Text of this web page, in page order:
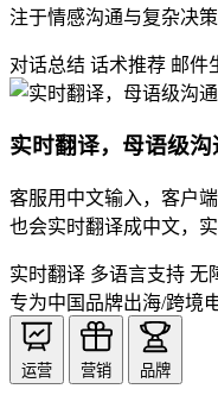
注于情感沟通与复杂决策
对话总结 话术推荐 邮件
实时翻译，母语级沟
客服用中文输入，客户
也会实时翻译成中文，
实时翻译 多语言支持 无
专为中国品牌出海/跨境
运营 营销 品牌